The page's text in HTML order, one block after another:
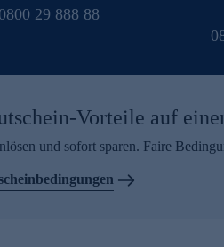
0800 29 888 88
Vorteile auf
und sofort sparen. Faire